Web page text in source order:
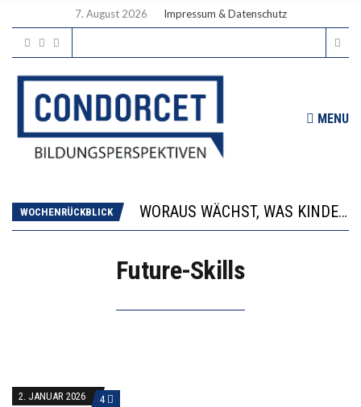
7. August 2026 Impressum & Datenschutz
MENU
WOCHENRÜCKBLICK
WORAUS WÄCHST, WAS KINDER TRÄGT
“WIR BEOBACHTEN EINEN REGELRECHTEN STURZFLUG BEI DEN LERNLEISTUNGEN”
Future-Skills
2. JANUAR 2026 4